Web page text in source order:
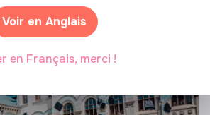
• 21 janvier 2025
Voir en Anglais
en Français, merci !